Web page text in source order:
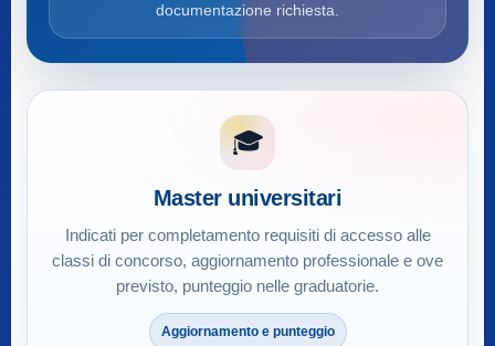
documentazione richiesta.
🎓
Master universitari
Indicati per completamento requisiti di accesso alle
classi di concorso, aggiornamento professionale e ove
previsto, punteggio nelle graduatorie.
Aggiornamento e punteggio